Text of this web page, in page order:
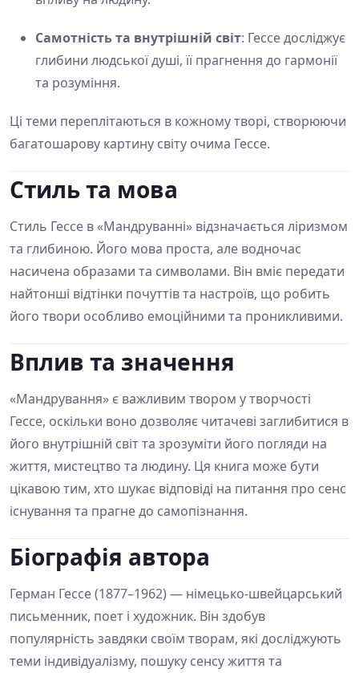
Самотність та внутрішній світ: Гессе досліджує
глибини людської душі, її прагнення до гармонії
та розуміння.
Ці теми переплітаються в кожному творі, створюючи
багатошарову картину світу очима Гессе.
Стиль та мова
Стиль Гессе в «Мандруванні» відзначається ліризмом
та глибиною. Його мова проста, але водночас
насичена образами та символами. Він вміє передати
найтонші відтінки почуттів та настроїв, що робить
його твори особливо емоційними та проникливими.
Вплив та значення
«Мандрування» є важливим твором у творчості
Гессе, оскільки воно дозволяє читачеві заглибитися в
його внутрішній світ та зрозуміти його погляди на
життя, мистецтво та людину. Ця книга може бути
цікавою тим, хто шукає відповіді на питання про сенс
існування та прагне до самопізнання.
Біографія автора
Герман Гессе (1877–1962) — німецько-швейцарський
письменник, поет і художник. Він здобув
популярність завдяки своїм творам, які досліджують
теми індивідуалізму, пошуку сенсу життя та